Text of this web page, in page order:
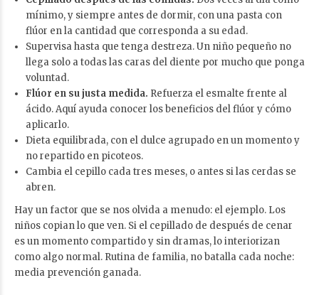
mínimo, y siempre antes de dormir, con una pasta con
flúor en la cantidad que corresponda a su edad.
Supervisa hasta que tenga destreza. Un niño pequeño no
llega solo a todas las caras del diente por mucho que ponga
voluntad.
Flúor en su justa medida. Refuerza el esmalte frente al
ácido. Aquí ayuda conocer los beneficios del flúor y cómo
aplicarlo.
Dieta equilibrada, con el dulce agrupado en un momento y
no repartido en picoteos.
Cambia el cepillo cada tres meses, o antes si las cerdas se
abren.
Hay un factor que se nos olvida a menudo: el ejemplo. Los
niños copian lo que ven. Si el cepillado de después de cenar
es un momento compartido y sin dramas, lo interiorizan
como algo normal. Rutina de familia, no batalla cada noche:
media prevención ganada.